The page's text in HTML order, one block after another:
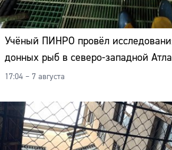
Учёный ПИНРО провёл
донных рыб в северо-западной
17:04 – 7 августа